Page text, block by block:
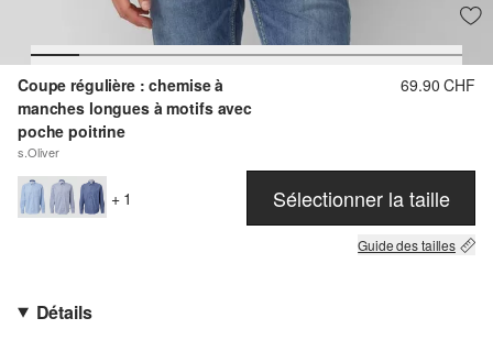
Coupe régulière : chemise à
manches longues à motifs avec
poche poitrine
s.Oliver
69.90 CHF
+ 1 Sélectionner la taille
Guide des tailles
Détails